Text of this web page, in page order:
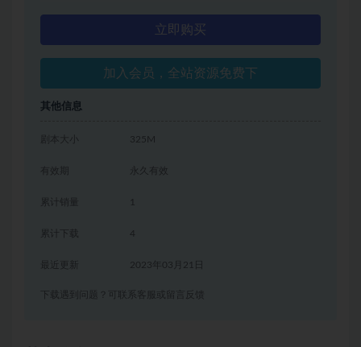
立即购买
加入会员，全站资源免费下
其他信息
剧本大小 325M
有效期 永久有效
累计销量 1
累计下载 4
2023年03月21日
下载遇到问题？可联系客服或留言反馈